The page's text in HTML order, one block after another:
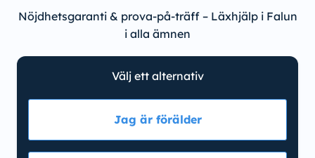
Nöjdhetsgaranti & prova-på-träff – Läxhjälp i Falun
i alla ämnen
Välj ett alternativ
Jag är förälder